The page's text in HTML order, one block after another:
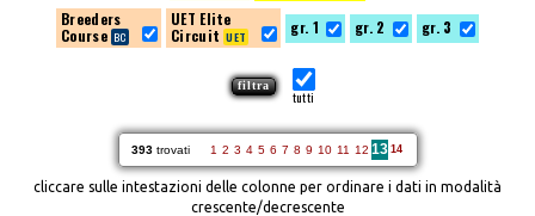
Breeders
Course
UET Elite
Circuit
gr. 1 gr. 2 gr. 3
tutti
393trovati 1 2 3 4 5 6 7 8 9 10 11 12 13 14
cliccare sulle intestazioni delle colonne per ordinare i dati in modalità
crescente/decrescente